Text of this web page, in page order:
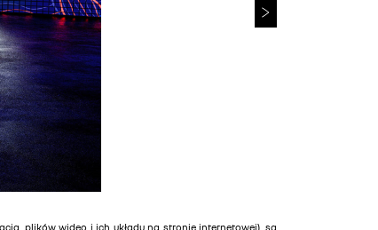
plików wideo i ich układu na stronie internetowej), są